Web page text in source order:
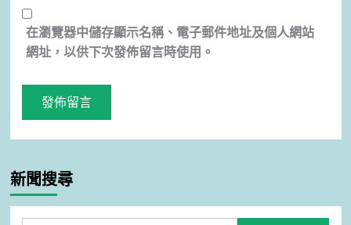
在瀏覽器中儲存顯示名稱、電子郵件地址及個人網站
網址，以供下次發佈留言時使用。
新聞搜尋